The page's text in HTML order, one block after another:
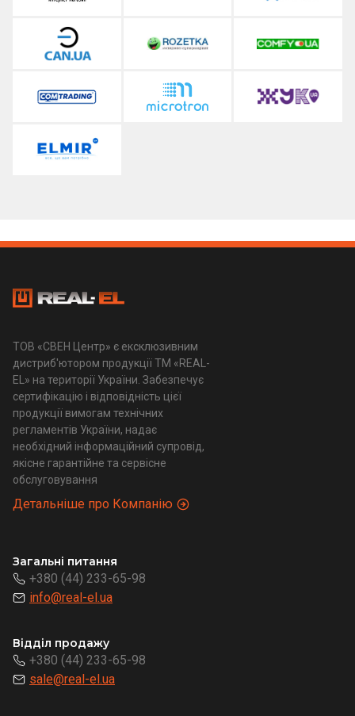
ТОВ «СВЕН Центр» є ексклюзивним
дистриб'ютором продукції ТМ «REAL-
EL» на території України. Забезпечує
сертифікацію і відповідність цієї
продукції вимогам технічних
регламентів України, надає
необхідний інформаційний супровід,
якісне гарантійне та сервісне
обслуговування
Детальніше про Компанію
Загальні питання
+380 (44) 233-65-98
info@real-el.ua
Відділ продажу
+380 (44) 233-65-98
sale@real-el.ua